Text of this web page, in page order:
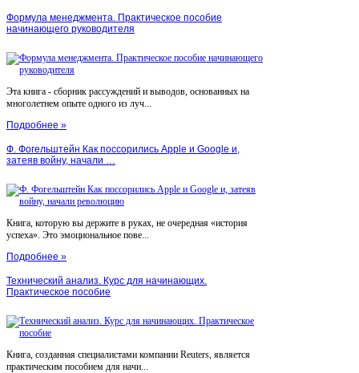
Формула менеджмента. Практическое пособие
начинающего руководителя
Эта книга - сборник рассуждений и выводов, основанных на
многолетнем опыте одного из луч...
Подробнее »
Ф. Фогельштейн Как поссорились Apple и Google и,
затеяв войну, начали …
Книга, которую вы держите в руках, не очередная «история
успеха». Это эмоциональное пове...
Подробнее »
Технический анализ. Курс для начинающих.
Практическое пособие
Книга, созданная специалистами компании Reuters, является
практическим пособием для начи...